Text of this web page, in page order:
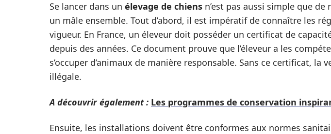
Se lancer dans un élevage de chiens n’est pas aussi simple que
un mâle ensemble. Tout d’abord, il est impératif de connaître les
vigueur. En France, un éleveur doit posséder un certificat de
depuis des années. Ce document prouve que l’éleveur a les
s’occuper d’animaux de manière responsable. Sans ce certificat, la
illégale.
A découvrir également : Les programmes de conservation
Ensuite, les installations doivent être conformes aux normes